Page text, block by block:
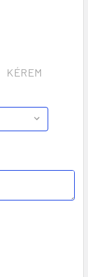
KÉREM